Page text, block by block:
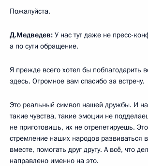
Пожалуйста.
Д.Медведев: У нас тут даже не пресс-
а по сути обращение.
Я прежде всего хотел бы поблагодарить
здесь. Огромное вам спасибо за встречу.
Это реальный символ нашей дружбы. И
такие чувства, такие эмоции не
не приготовишь, их не отрепетируешь.
стремление наших народов развиваться
вместе, помогать друг другу. А всё, что
направлено именно на это.